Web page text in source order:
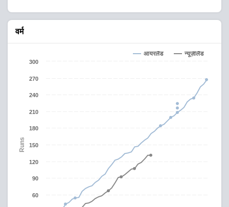
वर्म
Runs
आयरलैंड न्यूज़ीलैंड
60
90
120
150
180
210
240
270
300